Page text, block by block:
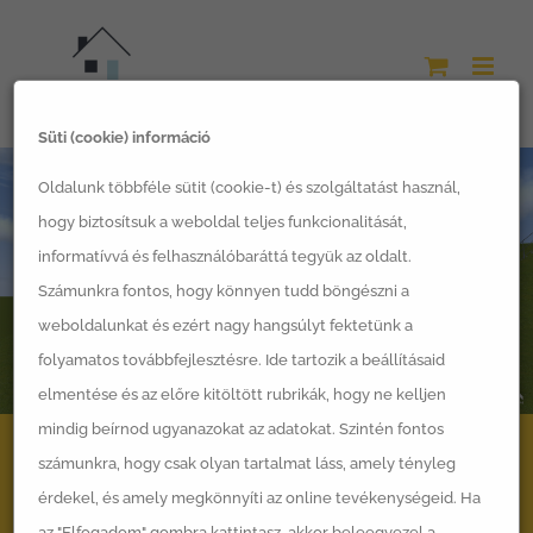
Süti (cookie) információ
Oldalunk többféle sütit (cookie-t) és szolgáltatást használ,
hogy biztosítsuk a weboldal teljes funkcionalitását,
informatívvá és felhasználóbaráttá tegyük az oldalt.
Számunkra fontos, hogy könnyen tudd böngészni a
weboldalunkat és ezért nagy hangsúlyt fektetünk a
folyamatos továbbfejlesztésre. Ide tartozik a beállításaid
elmentése és az előre kitöltött rubrikák, hogy ne kelljen
mindig beírnod ugyanazokat az adatokat. Szintén fontos
számunkra, hogy csak olyan tartalmat láss, amely tényleg
érdekel, és amely megkönnyíti az online tevékenységeid. Ha
Talo – LSH Készház típusterv